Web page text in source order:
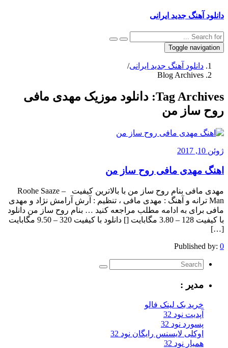
دانلود آهنگ جدید ایرانی
Toggle navigation
دانلود آهنگ جدید ایرانی/
Blog Archives
Tag Archives: دانلود موزیک مهدی مافی
روح ساز من
ژوئن 10, 2017
اهنگ مهدی مافی روح ساز من
مهدی مافی بنام روح ساز من با بالاترین کیفیت – Roohe Saaze
Man ترانه و آهنگ : مهدی مافی ، تنظیم : آرش آرامش نژاد و مهدی
مافی برای به ادامه مطلب مراجعه کنید … بنام روح ساز من دانلود
با کیفیت 128 – 3.80 مگابایت [] دانلود با کیفیت 320 – 9.50 مگابایت
[…]
Published by: 0
مدیر :
خرید بک لینک فالو
آپدیت نود 32
پسورد نود 32
اوکلی لایسنس رایگان نود 32
همیار نود 32